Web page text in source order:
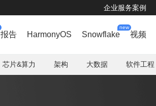
企业服务案例
报告 HarmonyOS Snowflake
new
视频
芯片&算力 架构 大数据 软件工程